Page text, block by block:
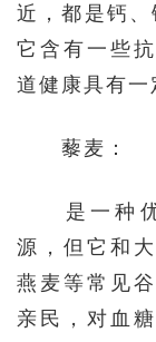
近，都是钙
它含有一些
道健康具有一
藜麦：
是一种优
源，但它和
燕麦等常见
亲民，对血